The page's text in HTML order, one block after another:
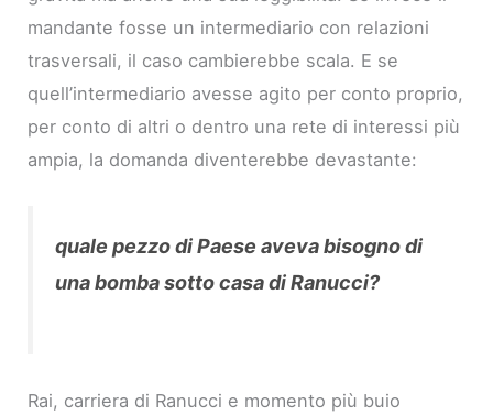
mandante fosse un intermediario con relazioni
trasversali, il caso cambierebbe scala. E se
quell’intermediario avesse agito per conto proprio,
per conto di altri o dentro una rete di interessi più
ampia, la domanda diventerebbe devastante:
quale pezzo di Paese aveva bisogno di
una bomba sotto casa di Ranucci?
Rai, carriera di Ranucci e momento più buio